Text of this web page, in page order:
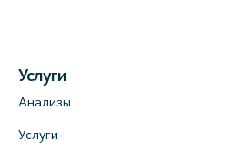
Услуги
Анализы
Услуги